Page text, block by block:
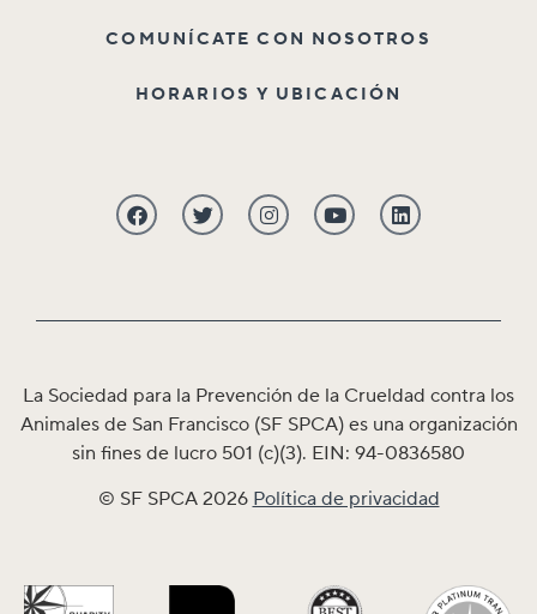
COMUNÍCATE CON NOSOTROS
HORARIOS Y UBICACIÓN
La Sociedad para la Prevención de la Crueldad contra los
Animales de San Francisco (SF SPCA) es una organización
sin fines de lucro 501 (c)(3). EIN: 94-0836580
© SF SPCA 2026 Política de privacidad